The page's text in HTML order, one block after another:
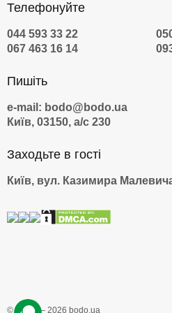
Як відсвяткувати
народження
(вартість серпень
Товар
Урок верхової їзди
Картинг
Музей фотоілюзій
Зоопарк «12 місяців»
Телефонуйте
044 593 33 22
067 463 16 14
Пишіть
e-mail: bodo@bodo.ua
Київ, 03150, а/с 230
Заходьте в гості
Київ, вул. Казимира
© 2009 — 2026 bodo.ua